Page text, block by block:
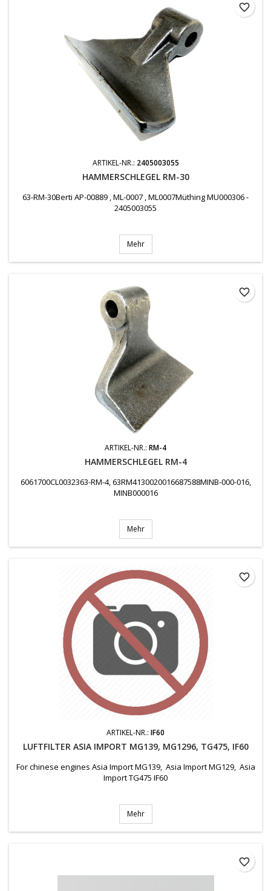
ARTIKEL-NR.: 2405003055
HAMMERSCHLEGEL RM-30
63-RM-30Berti AP-00889 , ML-0007 , ML0007Müthing MU000306 -
2405003055
Mehr
favorite_border
ARTIKEL-NR.: RM-4
HAMMERSCHLEGEL RM-4
6061700CL0032363-RM-4, 63RM4130020016687588MINB-000-016,
MINB000016
Mehr
favorite_border
ARTIKEL-NR.: IF60
LUFTFILTER ASIA IMPORT MG139, MG1296, TG475, IF60
For chinese engines Asia Import MG139, Asia Import MG129, Asia
Import TG475 IF60
Mehr
favorite_border
favorite_border